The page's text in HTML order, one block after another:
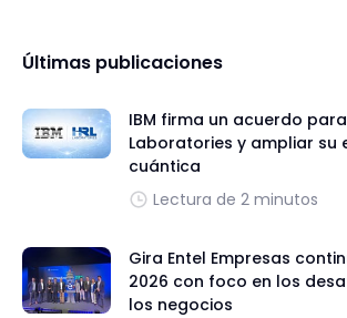
Últimas publicaciones
IBM firma un acuerdo
Laboratories y ampliar su
cuántica
Lectura de 2 minutos
Gira Entel Empresas
2026 con foco en los
los negocios